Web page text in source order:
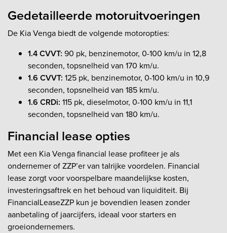
Gedetailleerde motoruitvoeringen
De Kia Venga biedt de volgende motoropties:
1.4 CVVT: 90 pk, benzinemotor, 0-100 km/u in 12,8
seconden, topsnelheid van 170 km/u.
1.6 CVVT: 125 pk, benzinemotor, 0-100 km/u in 10,9
seconden, topsnelheid van 185 km/u.
1.6 CRDi: 115 pk, dieselmotor, 0-100 km/u in 11,1
seconden, topsnelheid van 180 km/u.
Financial lease opties
Met een Kia Venga financial lease profiteer je als
ondernemer of ZZP’er van talrijke voordelen. Financial
lease zorgt voor voorspelbare maandelijkse kosten,
investeringsaftrek en het behoud van liquiditeit. Bij
FinancialLeaseZZP kun je bovendien leasen zonder
aanbetaling of jaarcijfers, ideaal voor starters en
groeiondernemers.